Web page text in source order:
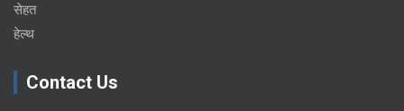
सेहत
हेल्थ
Contact Us